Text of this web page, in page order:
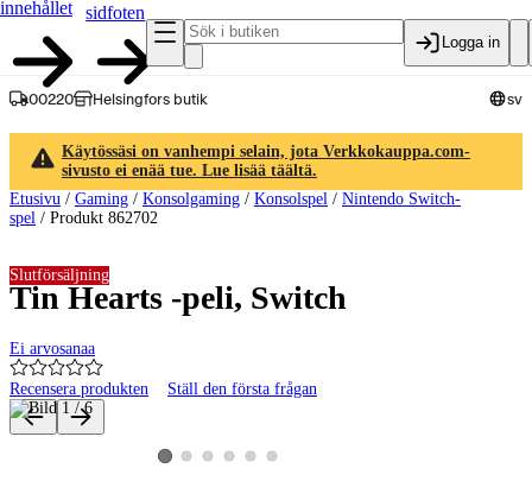
innehållet
sidfoten
Logga in
00220 Helsingfors butik sv
Käytössäsi on vanhempi selain, jota Verkkokauppa.com-
sivusto ei enää tue. Lue lisää täältä.
Etusivu / Gaming / Konsolgaming / Konsolspel / Nintendo Switch-
spel / Produkt 862702
Tin Hearts -peli, Switch
Ei arvosanaa
Recensera produkten Ställ den första frågan
Slutförsäljning
Produktbilder och videor
Visa produktbild 1
Visa produktbild 2
Visa produktbild 3
Visa produktbild 4
Visa produktbild 5
Visa produktbild 6